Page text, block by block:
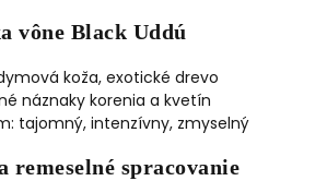
vône Black Uddú
koža, exotické drevo
náznaky korenia a kvetín
tajomný, intenzívny, zmyselný
remeselné spracovanie